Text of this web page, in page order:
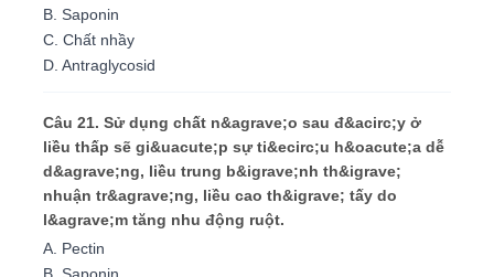
B. Saponin
C. Chất nhầy
D. Antraglycosid
Câu 21. Sử dụng chất n&agrave;o sau đ&acirc;y ở
liều thấp sẽ gi&uacute;p sự ti&ecirc;u h&oacute;a dễ
d&agrave;ng, liều trung b&igrave;nh th&igrave;
nhuận tr&agrave;ng, liều cao th&igrave; tấy do
l&agrave;m tăng nhu động ruột.
A. Pectin